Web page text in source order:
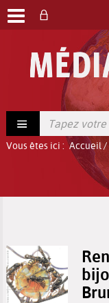
Vous êtes ici : Accueil/